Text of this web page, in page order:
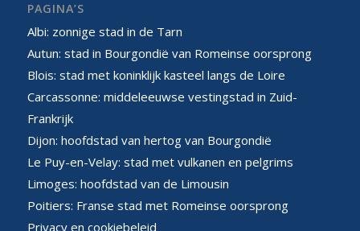
PAGINA’S
Albi: zonnige stad in de Tarn
Autun: stad in Bourgondië van Romeinse oorsprong
Blois: stad met koninklijk kasteel langs de Loire
Carcassonne: middeleeuwse vestingstad in Zuid-
Frankrijk
Dijon: hoofdstad van hertog van Bourgondië
Le Puy-en-Velay: stad met vulkanen en pelgrims
Limoges: hoofdstad van de Limousin
Poitiers: Franse stad met Romeinse oorsprong
Privacy en cookiebeleid